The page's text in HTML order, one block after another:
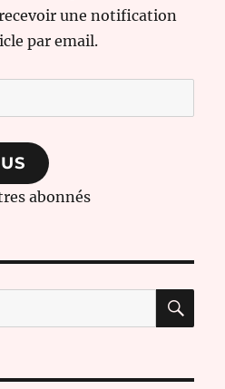
une notification
par email.
abonnés